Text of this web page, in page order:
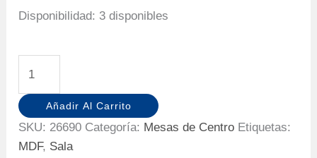
$ 189.900.$ 99.900.
Disponibilidad: 3 disponibles
CENTRO
SALA
45x66x42.5
MCS15106
Añadir Al Carrito
SKU: 26690 Categoría: Mesas de Centro Etiquetas:
MDF, Sala